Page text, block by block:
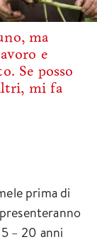
ma
e
Se posso
mi fa
prima di
– 20 anni